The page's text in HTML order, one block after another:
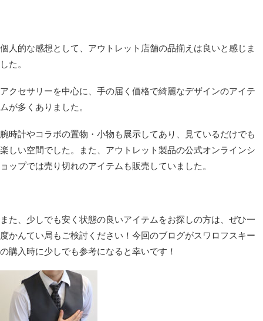
個人的な感想として、アウトレット店舗の品揃えは良いと感じま
した。
アクセサリーを中心に、手の届く価格で綺麗なデザインのアイテ
ムが多くありました。
腕時計やコラボの置物・小物も展示してあり、見ているだけでも
楽しい空間でした。また、アウトレット製品の公式オンラインシ
ョップでは売り切れのアイテムも販売していました。
また、少しでも安く状態の良いアイテムをお探しの方は、ぜひ一
度かんてい局もご検討ください！今回のブログがスワロフスキー
の購入時に少しでも参考になると幸いです！